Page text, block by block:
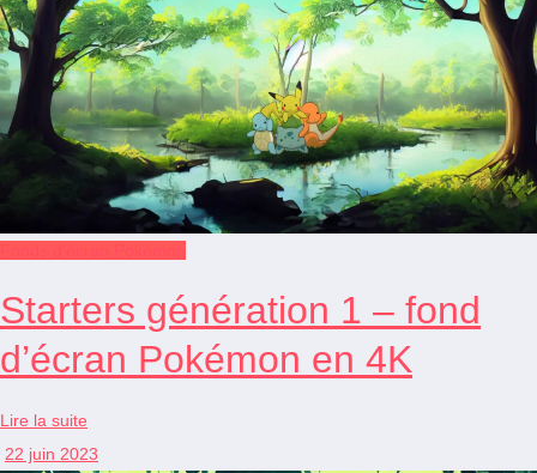
Starters génération 1 – fond
d’écran Pokémon en 4K
Lire la suite
22 juin 2023